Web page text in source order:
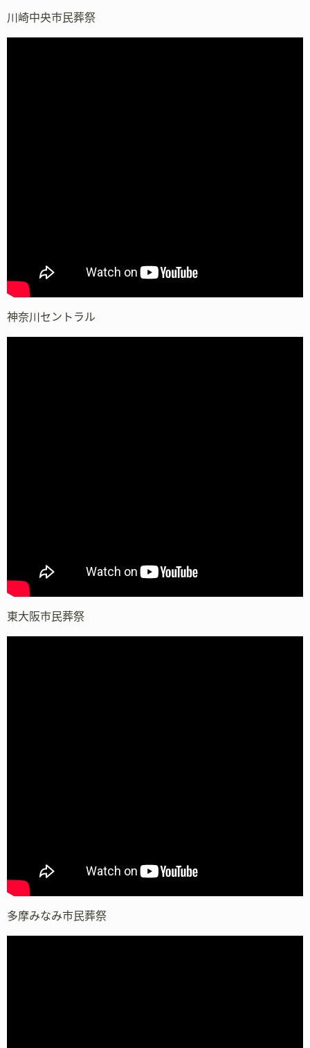
川崎中央市民葬祭
神奈川セントラル
東大阪市民葬祭
多摩みなみ市民葬祭